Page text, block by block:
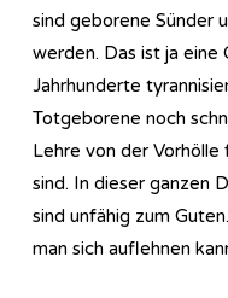
sind geborene Sünder
werden. Das ist ja eine
Jahrhunderte
Totgeborene noch
Lehre von der
sind. In dieser ganzen
sind unfähig zum
man sich auflehnen